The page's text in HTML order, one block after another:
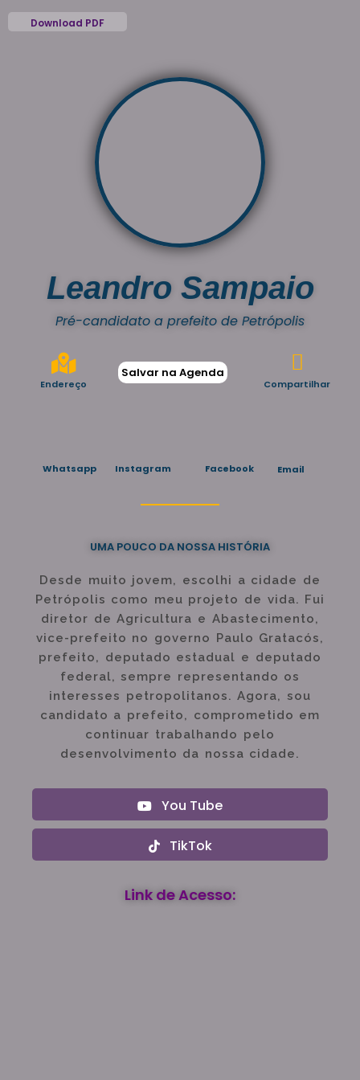
Download PDF
Leandro Sampaio
Pré-candidato a prefeito de Petrópolis
Endereço
Salvar na Agenda
Compartilhar
Whatsapp Instagram Facebook Email
UMA POUCO DA NOSSA HISTÓRIA
Desde muito jovem, escolhi a cidade de
Petrópolis como meu projeto de vida. Fui
diretor de Agricultura e Abastecimento,
vice-prefeito no governo Paulo Gratacós,
prefeito, deputado estadual e deputado
federal, sempre representando os
interesses petropolitanos. Agora, sou
candidato a prefeito, comprometido em
continuar trabalhando pelo
desenvolvimento da nossa cidade.
You Tube
TikTok
Link de Acesso: